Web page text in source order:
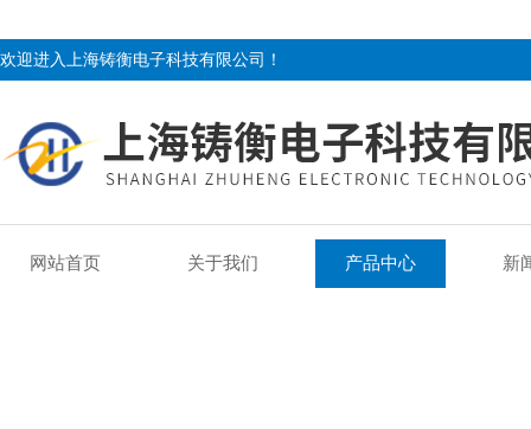
欢迎进入上海铸衡电子科技有限公司！
网站首页 关于我们 产品中心 新